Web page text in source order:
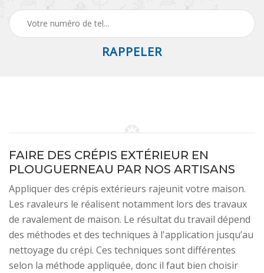
FAIRE DES CRÉPIS EXTÉRIEUR EN
PLOUGUERNEAU PAR NOS ARTISANS
Appliquer des crépis extérieurs rajeunit votre maison.
Les ravaleurs le réalisent notamment lors des travaux
de ravalement de maison. Le résultat du travail dépend
des méthodes et des techniques à l'application jusqu’au
nettoyage du crépi. Ces techniques sont différentes
selon la méthode appliquée, donc il faut bien choisir